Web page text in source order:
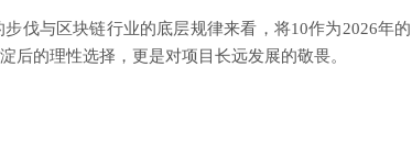
伐与区块链行业的底层规律来看，将10作为2026年的
后的理性选择，更是对项目长远发展的敬畏。